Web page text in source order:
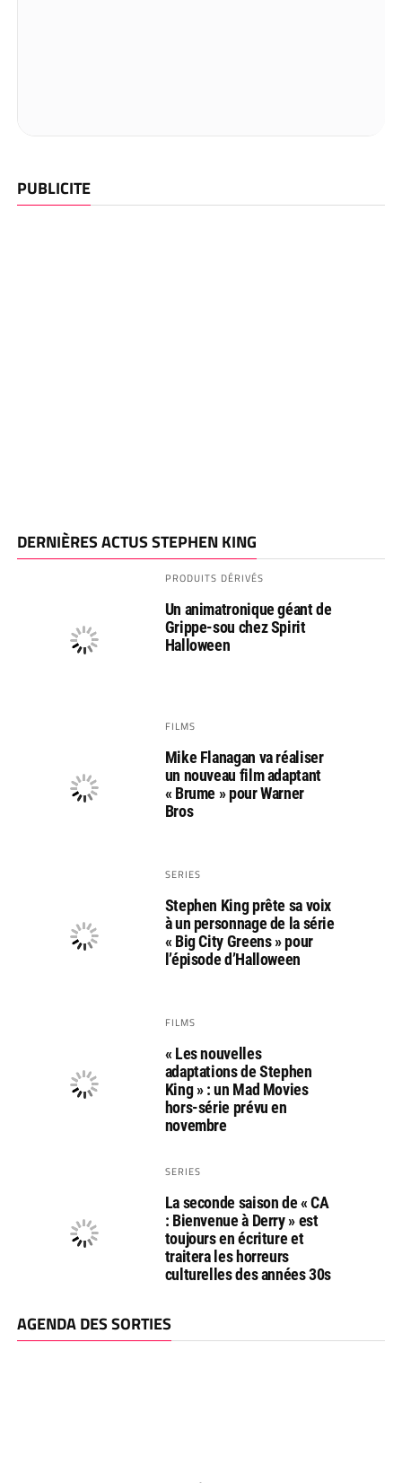
PUBLICITE
DERNIÈRES ACTUS STEPHEN KING
PRODUITS DÉRIVÉS
Un animatronique géant de
Grippe-sou chez Spirit
Halloween
FILMS
Mike Flanagan va réaliser
un nouveau film adaptant
« Brume » pour Warner
Bros
SERIES
Stephen King prête sa voix
à un personnage de la série
« Big City Greens » pour
l’épisode d’Halloween
FILMS
« Les nouvelles
adaptations de Stephen
King » : un Mad Movies
hors-série prévu en
novembre
SERIES
La seconde saison de « CA
: Bienvenue à Derry » est
toujours en écriture et
traitera les horreurs
culturelles des années 30s
AGENDA DES SORTIES